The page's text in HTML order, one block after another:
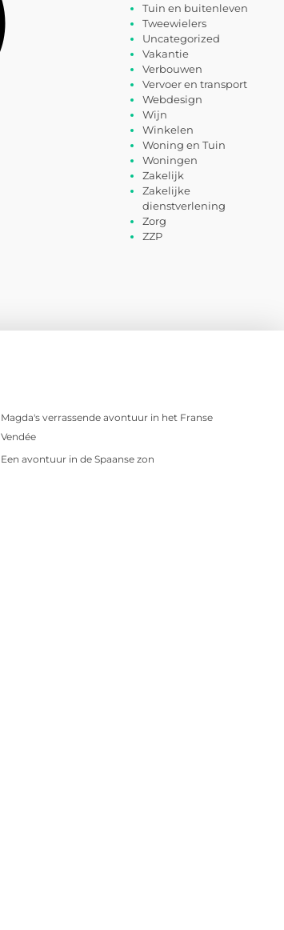
Tuin en buitenleven
Tweewielers
Uncategorized
Vakantie
Verbouwen
Vervoer en transport
Webdesign
Wijn
Winkelen
Woning en Tuin
Woningen
Zakelijk
Zakelijke
dienstverlening
Zorg
ZZP
Magda's verrassende avontuur in het Franse
Vendée
Een avontuur in de Spaanse zon